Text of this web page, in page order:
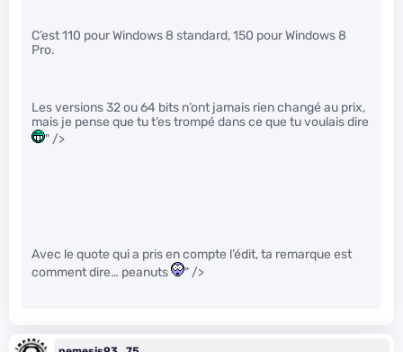
C’est 110 pour Windows 8 standard, 150 pour Windows 8
Pro.
Les versions 32 ou 64 bits n’ont jamais rien changé au prix,
mais je pense que tu t’es trompé dans ce que tu voulais dire
" />
Avec le quote qui a pris en compte l’édit, ta remarque est
comment dire… peanuts
" />